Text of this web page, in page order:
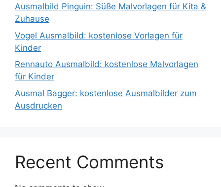
Ausmalbild Pinguin: Süße Malvorlagen für Kita &
Zuhause
Vogel Ausmalbild: kostenlose Vorlagen für
Kinder
Rennauto Ausmalbild: kostenlose Malvorlagen
für Kinder
Ausmal Bagger: kostenlose Ausmalbilder zum
Ausdrucken
Recent Comments